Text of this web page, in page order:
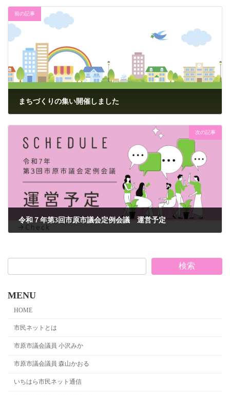
前の記事
まちづくりの集い開催しました
次の記事
令和７年第3回市原市議会定例会議 運営予定
検索
MENU
HOME
市民ネットとは
市原市議会議員 小沢みか
市原市議会議員 森山かおる
いちはら市民ネット通信